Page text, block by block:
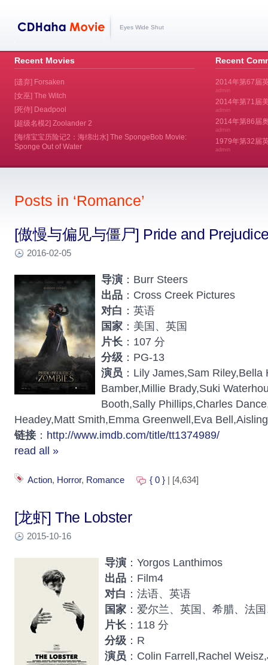
Eyes Wide Shut
Recent
2014年第67届
admin
2014年第71届
admin
2014年第86届
admin
1979年第32届
admin
Posts in ‘Romance’
[傲慢与偏见与僵尸] Pride and
2016-02-05
导演 ：Burr Steers
出品 ：Cross Creek Pictures
对白 ：英语
国家 ：美国、英国
片长 ：107 分
分级 ：PG-13
演员 ：Lily James,Sam
Bamber,Millie Brady,Suki
Booth,Sally Phillips,Charles
Headey,Matt Smith,Emma Greenwell,Eva
链接 ： http://www.imdb.com/title/tt1374989/
read all »
Action, Horror, Romance { 0 } | [4,634]
[龙虾] The Lobster
2015-10-16
导演 ：Yorgos Lanthimos
出品 ：Film4
对白 ：法语、英语
国家 ：爱尔兰、英国、希腊、法
片长 ：118 分
分级 ：R
演员 ：Colin Farrell,Rachel
Recent Movies
[遗弃] Forsaken
[女巫] The Witch
[死侍] Deadpool
[超级名模2] Zoolander 2
[海绵宝宝历险记2：海绵出水] The SpongeBob Movie:
Sponge Out of Water